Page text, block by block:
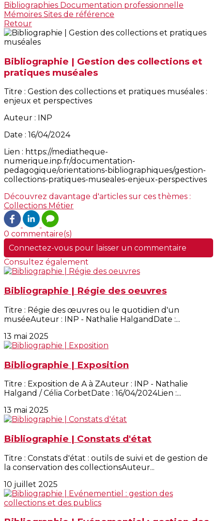
Bibliographies Documentation professionnelle
Mémoires Sites de référence
Retour
Bibliographie | Gestion des collections et
pratiques muséales
Titre : Gestion des collections et pratiques muséales :
enjeux et perspectives
Auteur : INP
Date : 16/04/2024
Lien : https://mediatheque-
numerique.inp.fr/documentation-
pedagogique/orientations-bibliographiques/gestion-
collections-pratiques-museales-enjeux-perspectives
Découvrez davantage d'articles sur ces thèmes :
Collections Métier
0 commentaire(s)
Connectez-vous pour laisser un commentaire
Consultez également
Bibliographie | Régie des oeuvres
Titre : Régie des œuvres ou le quotidien d'un
muséeAuteur : INP - Nathalie HalgandDate :...
13 mai 2025
Bibliographie | Exposition
Titre : Exposition de A à ZAuteur : INP - Nathalie
Halgand / Célia CorbetDate : 16/04/2024Lien :...
13 mai 2025
Bibliographie | Constats d'état
Titre : Constats d'état : outils de suivi et de gestion de
la conservation des collectionsAuteur...
10 juillet 2025